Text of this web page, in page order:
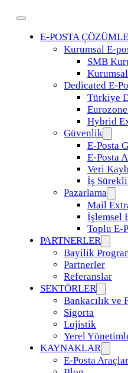
E-POSTA
Kurumsal E-
SMB
Dedicated E-
Türkiye
Hybrid
Güvenlik
E-Posta
E-Posta
Veri
İş
Pazarlama
Mail
İşlemsel
Toplu E-
PARTNERLER
Bayilik
Partnerler
Referanslar
SEKTÖRLER
Bankacılık ve
Sigorta
Lojistik
Yerel
KAYNAKLAR
E-Posta